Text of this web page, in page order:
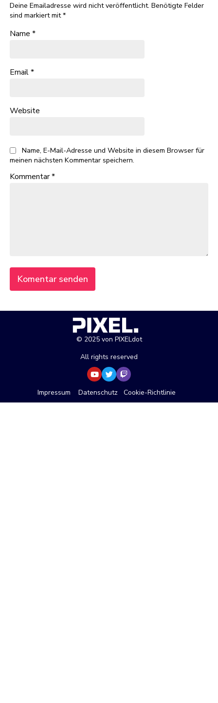
Deine Emailadresse wird nicht veröffentlicht. Benötigte Felder
sind markiert mit*
Name *
Email*
Website
Name, E-Mail-Adresse und Website in diesem Browser für
meinen nächsten Kommentar speichern.
Kommentar*
© 2025 von PIXELdot
All rights reserved
Impressum Datenschutz Cookie-Richtlinie